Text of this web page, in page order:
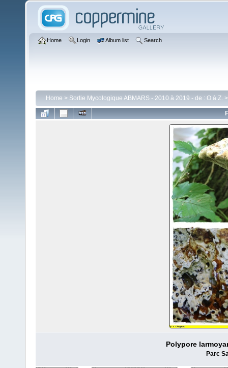
Home Login Album list Search
Home > Sortie Mycologique ABMARS - 2010 à 2019 - de : O à Z.
Polypore
Parc